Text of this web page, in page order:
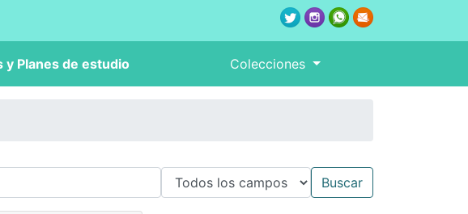
y Planes de estudio Colecciones